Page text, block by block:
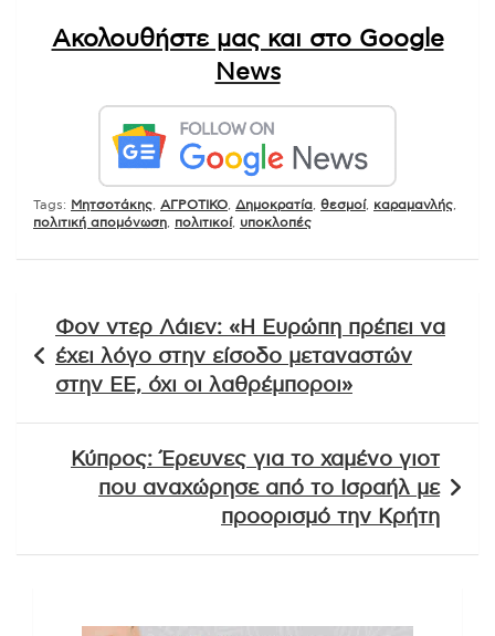
Ακολουθήστε μας και στο Google
News
Tags: Mητσοτάκης ΑΓΡΟΤΙΚΟ Δημοκρατία θεσμοί, καραμανλής
πολιτική απομόνωση
πολιτικοί, υποκλοπές
άρθρων
Φον ντερ Λάιεν: «Η Ευρώπη πρέπει να
έχει λόγο στην είσοδο μεταναστών
στην ΕΕ, όχι οι λαθρέμποροι»
Κύπρος: Έρευνες για το χαμένο γιοτ
που αναχώρησε από το Ισραήλ με
προορισμό την Κρήτη